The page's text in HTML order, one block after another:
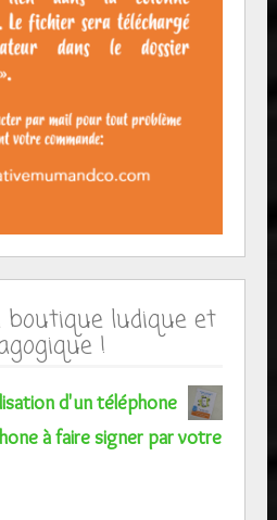
boutique ludique et
!
d'un téléphone
à faire signer par votre